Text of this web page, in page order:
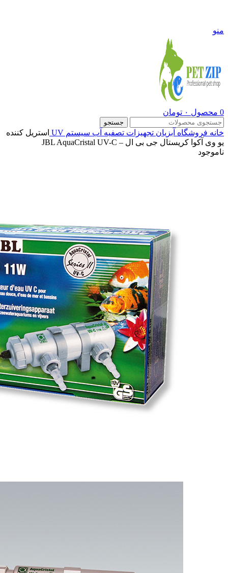
منو
0 محصول ۰ تومان
جستجو
خانه فروشگاه آبزیان تجهیزات تصفیه آب سیستم UV
استریل کننده
یو وی آکوا کریستال جی بی ال – JBL AquaCristal UV-C
ناموجود